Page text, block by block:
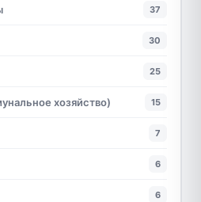
37
30
25
хозяйство) 15
7
6
6